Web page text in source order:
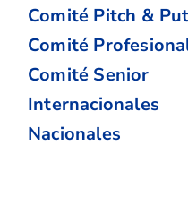
Comité Pitch &
Comité
Comité Senior
Internacionales
Nacionales